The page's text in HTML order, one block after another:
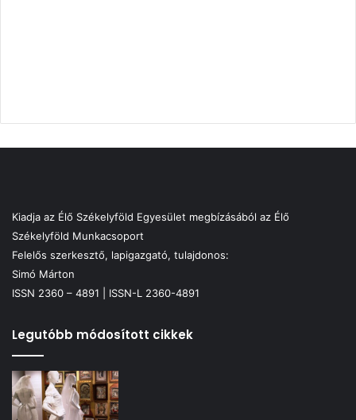
Kiadja az Élő Székelyföld Egyesület megbízásából az Élő
Székelyföld Munkacsoport
Felelős szerkesztő, lapigazgató, tulajdonos:
Simó Márton
ISSN 2360 – 4891 | ISSN-L 2360-4891
Legutóbb módosított cikkek